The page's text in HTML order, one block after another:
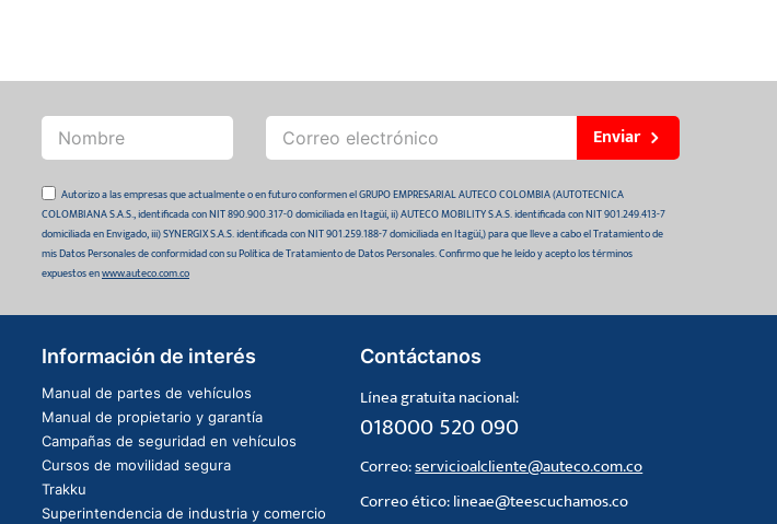
Enviar
Autorizo a las empresas que actualmente o en futuro conformen el GRUPO EMPRESARIAL AUTECO COLOMBIA (AUTOTECNICA
COLOMBIANA S.A.S., identificada con NIT 890.900.317-0 domiciliada en Itagüí, ii) AUTECO MOBILITY S.A.S. identificada con NIT 901.249.413-7
domiciliada en Envigado, iii) SYNERGIX S.A.S. identificada con NIT 901.259.188-7 domiciliada en Itagüí,) para que lleve a cabo el Tratamiento de
mis Datos Personales de conformidad con su Política de Tratamiento de Datos Personales. Confirmo que he leído y acepto los términos
expuestos enwww.auteco.com.co
Información de interés
Manual de partes de vehículos
Manual de propietario y garantía
Campañas de seguridad en vehículos
Cursos de movilidad segura
Trakku
Superintendencia de industria y comercio
Contáctanos
Línea gratuita nacional:
018000 520 090
Correo:servicioalcliente@auteco.com.co
Correo ético:lineae@teescuchamos.co